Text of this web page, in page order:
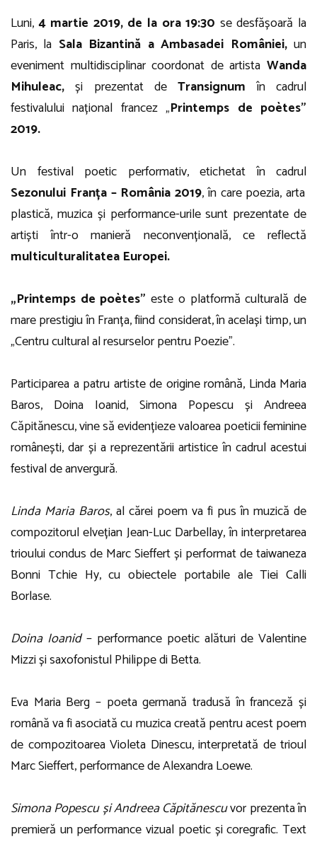
Luni,4 martie 2019, de la ora 19:30 se desfășoară la
Paris, la Sala Bizantină a Ambasadei României,un
eveniment multidisciplinar coordonat de artista Wanda
Mihuleac, și prezentat deTransignum în cadrul
festivalului național francez „Printemps de poètes”
2019.
Un festival poetic performativ, etichetat în cadrul
Sezonului Franța – România 2019, în care poezia, arta
plastică, muzica și performance-urile sunt prezentate de
artiști într-o manieră neconvențională, ce reflectă
multiculturalitatea Europei.
„Printemps de poètes” este o platformă culturală de
mare prestigiu în Franța, fiind considerat, în același timp, un
„Centru cultural al resurselor pentru Poezie”.
Participarea a patru artiste de origine română, Linda Maria
Baros, Doina Ioanid, Simona Popescu și Andreea
Căpitănescu, vine să evidențieze valoarea poeticii feminine
românești, dar și a reprezentării artistice în cadrul acestui
festival de anvergură.
Linda Maria Baros, al cărei poem va fi pus în muzică de
compozitorul elvețian Jean-Luc Darbellay, în interpretarea
trioului condus de Marc Sieffert și performat de taiwaneza
Bonni Tchie Hy, cu obiectele portabile ale Tiei Calli
Borlase.
Doina Ioanid– performance poetic alături de Valentine
Mizzi și saxofonistul Philippe di Betta.
Eva Maria Berg – poeta germană tradusă în franceză și
română va fi asociată cu muzica creată pentru acest poem
de compozitoarea Violeta Dinescu, interpretată de trioul
Marc Sieffert, performance de Alexandra Loewe.
Simona Popescu și Andreea Căpitănescuvor prezenta în
premieră un performance vizual poetic și coregrafic. Text